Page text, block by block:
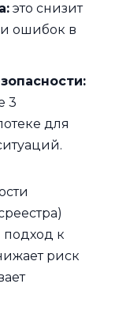
это снизит
ошибок в
3
для
к
риск